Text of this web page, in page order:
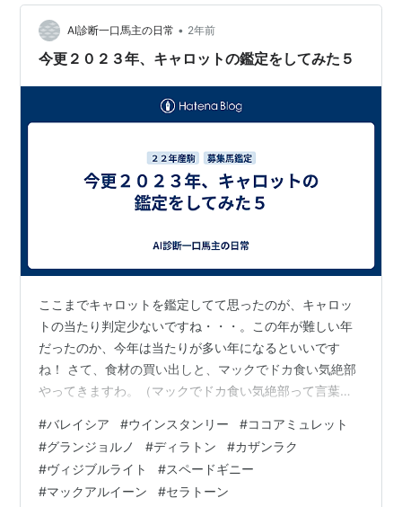
待っていたかもしれない一頭でした。 これが厩舎が工夫
してくれるかしてくれないかの怖さですね・・・。 ２頭
目-カザンラク（でした）-父シ…
AI診断一口馬主の日常 • 2年前
今更２０２３年、キャロットの鑑定をしてみた５
ここまでキャロットを鑑定してて思ったのが、キャロッ
トの当たり判定少ないですね・・・。この年が難しい年
だったのか、今年は当たりが多い年になるといいです
ね！ さて、食材の買い出しと、マックでドカ食い気絶部
やってきますわ。（マックでドカ食い気絶部って言葉ま
今日はここまで！ ４１-アンフィトリテの２２（バレイシ
ア） ＝ 未勝利～２勝あたりで終わりそうな馬体１００％
の予感 ４２-エディスワートンの２２（ウインスタンリ
ー）＝ 未勝利～２勝あたりで終わりそうな馬体１００％
#バレイシア #ウインスタンリー #ココアミュレット
#グランジョルノ #ディラトン #カザンラク
#ヴィジブルライト #スペードギニー
#マックアルイーン #セラトーン